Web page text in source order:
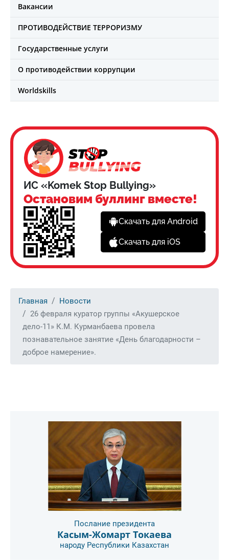
Вакансии
ПРОТИВОДЕЙСТВИЕ ТЕРРОРИЗМУ
Государственные услуги
О противодействии коррупции
Worldskills
ИС «Komek Stop Bullying»
Остановим буллинг вместе!
Скачать для Android
Скачать для iOS
Главная
Новости
26 февраля куратор группы «Акушерское
дело-11» К.М. Курманбаева провела
познавательное занятие «День благодарности –
доброе намерение».
Послание президента
Касым-Жомарт Токаева
народу Республики Казахстан